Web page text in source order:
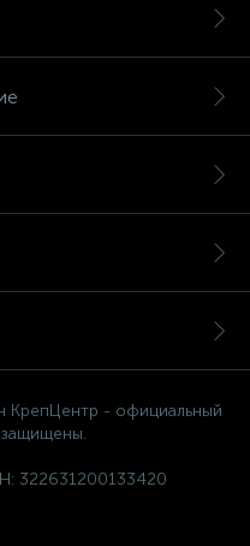
КрепЦентр - официальный
защищены.
322631200133420